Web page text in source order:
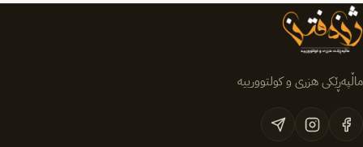
ماڵپەڕێکی هزری و کولتوورییە